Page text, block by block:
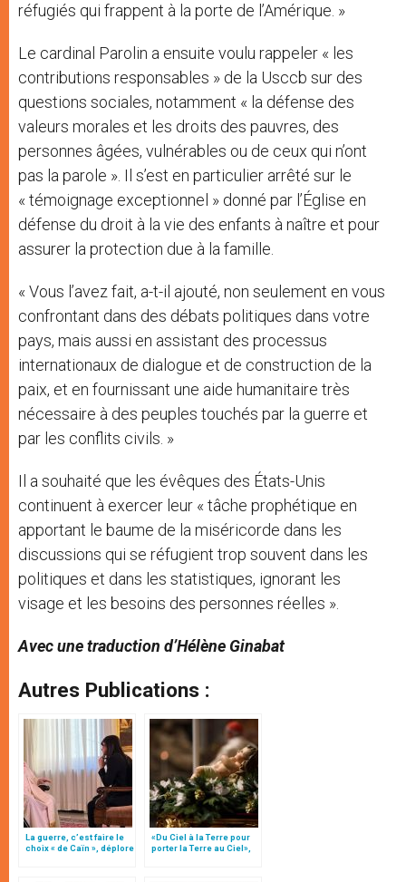
réfugiés qui frappent à la porte de l’Amérique. »
Le cardinal Parolin a ensuite voulu rappeler « les
contributions responsables » de la Usccb sur des
questions sociales, notamment « la défense des
valeurs morales et les droits des pauvres, des
personnes âgées, vulnérables ou de ceux qui n’ont
pas la parole ». Il s’est en particulier arrêté sur le
« témoignage exceptionnel » donné par l’Église en
défense du droit à la vie des enfants à naître et pour
assurer la protection due à la famille.
« Vous l’avez fait, a-t-il ajouté, non seulement en vous
confrontant dans des débats politiques dans votre
pays, mais aussi en assistant des processus
internationaux de dialogue et de construction de la
paix, et en fournissant une aide humanitaire très
nécessaire à des peuples touchés par la guerre et
par les conflits civils. »
Il a souhaité que les évêques des États-Unis
continuent à exercer leur « tâche prophétique en
apportant le baume de la miséricorde dans les
discussions qui se réfugient trop souvent dans les
politiques et dans les statistiques, ignorant les
visage et les besoins des personnes réelles ».
Avec une traduction d’Hélène Ginabat
Autres Publications :
La guerre, c’est faire le
choix « de Caïn », déplore
«Du Ciel à la Terre pour
porter la Terre au Ciel»,